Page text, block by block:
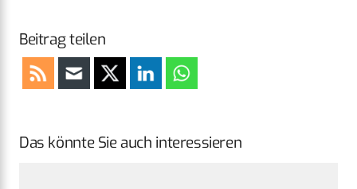
Beitrag teilen
Das könnte Sie auch interessieren